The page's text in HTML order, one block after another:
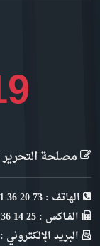
مصلحة
الهاتف : 73 20 36 041
الفـاكس : 25 14 36 041
البريد الإلكتروني : djoumhouria@yahoo.fr